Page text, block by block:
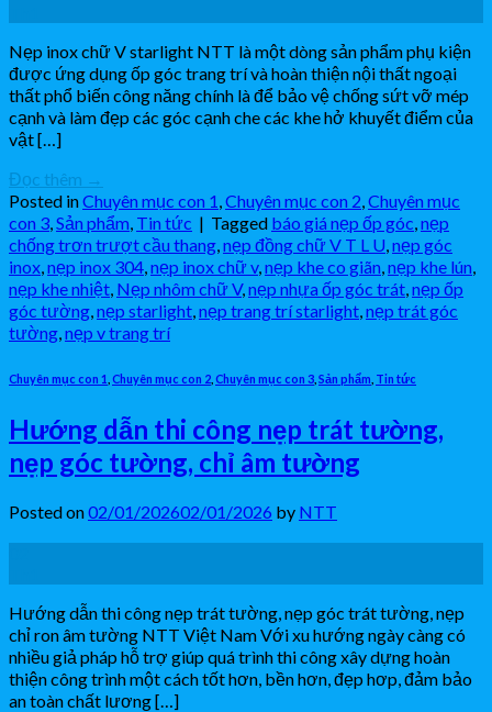
Nẹp inox chữ V starlight NTT là một dòng sản phẩm phụ kiện
được ứng dụng ốp góc trang trí và hoàn thiện nội thất ngoại
thất phổ biến công năng chính là để bảo vệ chống sứt vỡ mép
cạnh và làm đẹp các góc cạnh che các khe hở khuyết điểm của
vật […]
Đọc thêm →
Posted inChuyên mục con 1,Chuyên mục con 2,Chuyên mục
con 3,Sản phẩm, Tin tức | Tagged báo giá nẹp ốp góc,nẹp
chống trơn trượt cầu thang,nẹp đồng chữ V T L U,nẹp góc
inox,nẹp inox 304,nẹp inox chữ v,nẹp khe co giãn,nẹp khe lún,
nẹp khe nhiệt, Nẹp nhôm chữ V,nẹp nhựa ốp góc trát,nẹp ốp
góc tường,nẹp starlight,nẹp trang trí starlight,nẹp trát góc
tường,nẹp v trang trí
Chuyên mục con 1 Chuyên mục con 2 Chuyên mục con 3 Sản phẩm Tin tức
Hướng dẫn thi công nẹp trát tường,
nẹp góc tường, chỉ âm tường
Posted on02/01/202602/01/2026 by NTT
Hướng dẫn thi công nẹp trát tường, nẹp góc trát tường, nẹp
chỉ ron âm tường NTT Việt Nam Với xu hướng ngày càng có
nhiều giả pháp hỗ trợ giúp quá trình thi công xây dựng hoàn
thiện công trình một cách tốt hơn, bền hơn, đẹp hơp, đảm bảo
an toàn chất lương […]